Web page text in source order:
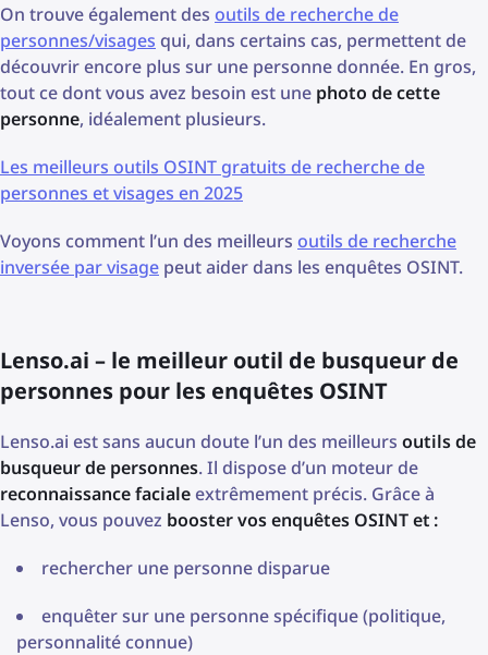
On trouve également des outils de recherche de
personnes/visages qui, dans certains cas, permettent de
découvrir encore plus sur une personne donnée. En gros,
tout ce dont vous avez besoin est une photo de cette
personne, idéalement plusieurs.
Les meilleurs outils OSINT gratuits de recherche de
personnes et visages en 2025
Voyons comment l’un des meilleurs outils de recherche
inversée par visage peut aider dans les enquêtes OSINT.
Lenso.ai – le meilleur outil de busqueur de
personnes pour les enquêtes OSINT
Lenso.ai est sans aucun doute l’un des meilleurs outils de
busqueur de personnes. Il dispose d’un moteur de
reconnaissance facialeextrêmement précis. Grâce à
Lenso, vous pouvez booster vos enquêtes OSINT et :
rechercher une personne disparue
enquêter sur une personne spécifique (politique,
personnalité connue)